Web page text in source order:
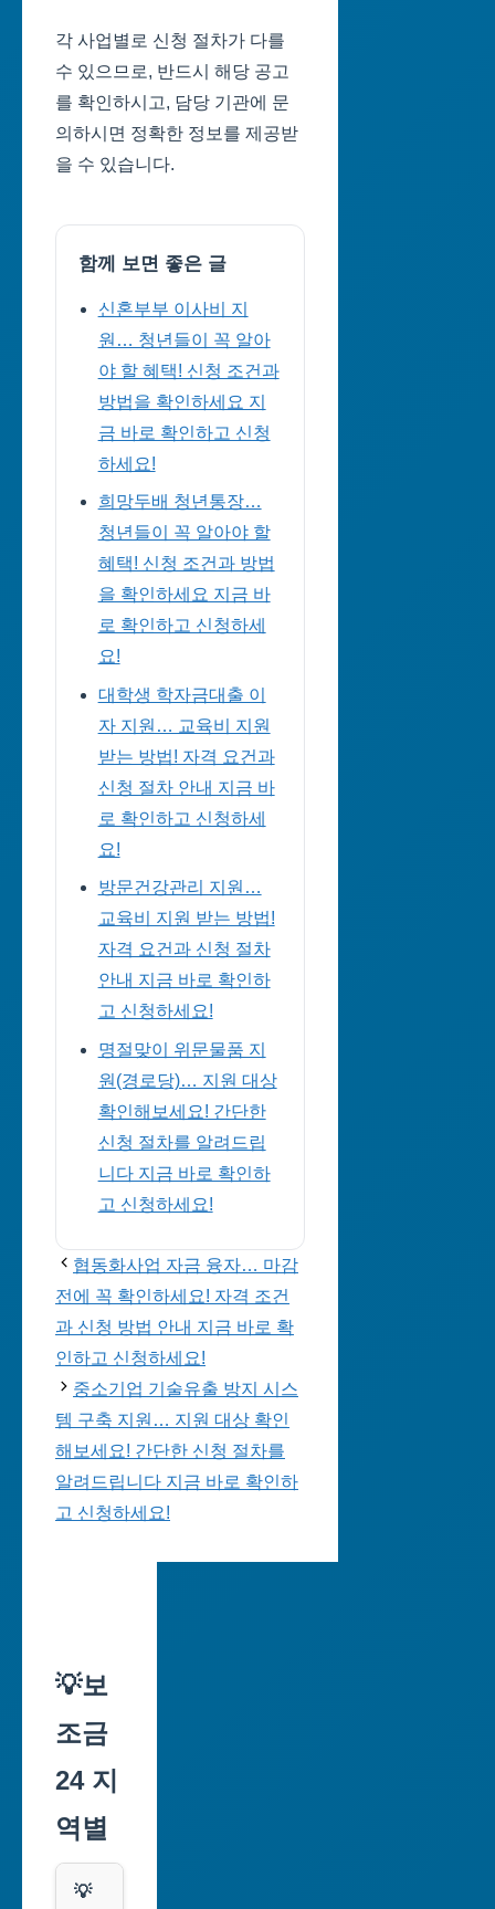
각 사업별로 신청 절차가 다를
수 있으므로, 반드시 해당 공고
를 확인하시고, 담당 기관에 문
의하시면 정확한 정보를 제공받
을 수 있습니다.
함께 보면 좋은 글
신혼부부 이사비 지
원… 청년들이 꼭 알아
야 할 혜택! 신청 조건과
방법을 확인하세요 지
금 바로 확인하고 신청
하세요!
희망두배 청년통장…
청년들이 꼭 알아야 할
혜택! 신청 조건과 방법
을 확인하세요 지금 바
로 확인하고 신청하세
요!
대학생 학자금대출 이
자 지원… 교육비 지원
받는 방법! 자격 요건과
신청 절차 안내 지금 바
로 확인하고 신청하세
요!
방문건강관리 지원…
교육비 지원 받는 방법!
자격 요건과 신청 절차
안내 지금 바로 확인하
고 신청하세요!
명절맞이 위문물품 지
원(경로당)… 지원 대상
확인해보세요! 간단한
신청 절차를 알려드립
니다 지금 바로 확인하
고 신청하세요!
협동화사업 자금 융자… 마감
전에 꼭 확인하세요! 자격 조건
과 신청 방법 안내 지금 바로 확
인하고 신청하세요!
중소기업 기술유출 방지 시스
템 구축 지원… 지원 대상 확인
해보세요! 간단한 신청 절차를
알려드립니다 지금 바로 확인하
고 신청하세요!
💡보
조금
24 지
역별
💡